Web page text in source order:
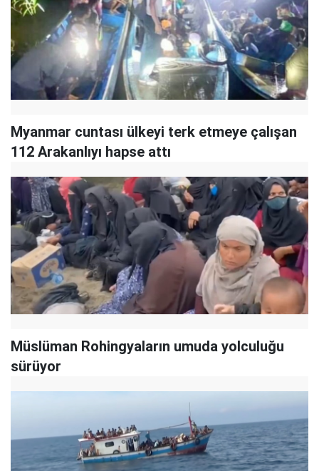
Myanmar cuntası ülkeyi terk etmeye çalışan
112 Arakanlıyı hapse attı
Müslüman Rohingyaların umuda yolculuğu
sürüyor